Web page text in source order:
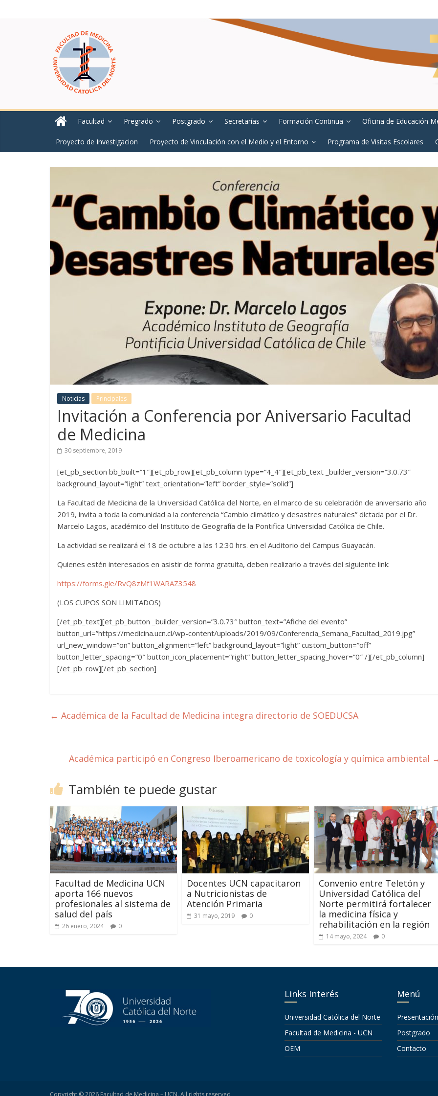
Facultad Pregrado Postgrado Secretarías Formación Continua Oficina de Educación
Proyecto de Investigacion Proyecto de Vinculación con el Medio y el Entorno Programa de Visitas Escolares
Noticias Principales
Invitación a Conferencia por Aniversario Facultad
de Medicina
30 septiembre, 2019
[et_pb_section bb_built=”1″][et_pb_row][et_pb_column type=”4_4″][et_pb_text _builder_version=”3.0.73″
background_layout=”light” text_orientation=”left” border_style=”solid”]
La Facultad de Medicina de la Universidad Católica del Norte, en el marco de su celebración de aniversario año
2019, invita a toda la comunidad a la conferencia “Cambio climático y desastres naturales” dictada por el Dr.
Marcelo Lagos, académico del Instituto de Geografía de la Pontifica Universidad Católica de Chile.
La actividad se realizará el 18 de octubre a las 12:30 hrs. en el Auditorio del Campus Guayacán.
Quienes estén interesados en asistir de forma gratuita, deben realizarlo a través del siguiente link:
https://forms.gle/RvQ8zMf1WARAZ3548
(LOS CUPOS SON LIMITADOS)
[/et_pb_text][et_pb_button _builder_version=”3.0.73″ button_text=”Afiche del evento”
button_url=”https://medicina.ucn.cl/wp-content/uploads/2019/09/Conferencia_Semana_Facultad_2019.jpg”
url_new_window=”on” button_alignment=”left” background_layout=”light” custom_button=”off”
button_letter_spacing=”0″ button_icon_placement=”right” button_letter_spacing_hover=”0″ /][/et_pb_column]
[/et_pb_row][/et_pb_section]
← Académica de la Facultad de Medicina integra directorio de SOEDUCSA
Académica participó en Congreso Iberoamericano de toxicología y química ambiental
También te puede gustar
Facultad de Medicina UCN
aporta 166 nuevos
profesionales al sistema de
salud del país
26 enero, 2024 0
Docentes UCN capacitaron
a Nutricionistas de
Atención Primaria
31 mayo, 2019 0
Convenio entre Teletón y
Universidad Católica del
Norte permitirá fortalecer
la medicina física y
rehabilitación en la región
14 mayo, 2024 0
Links Interés
Universidad Católica del Norte
Facultad de Medicina - UCN
OEM
Menú
Presentación
Postgrado
Contacto
Copyright © 2026 Facultad de Medicina – UCN. All rights reserved